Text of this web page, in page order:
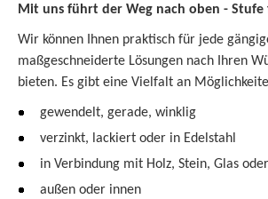
Mit uns führt der Weg nach oben - Stufe
Wir können Ihnen praktisch für jede
maßgeschneiderte Lösungen nach Ihren
bieten. Es gibt eine Vielfalt an
gewendelt, gerade, winklig
verzinkt, lackiert oder in Edelstahl
in Verbindung mit Holz, Stein, Glas
außen oder innen